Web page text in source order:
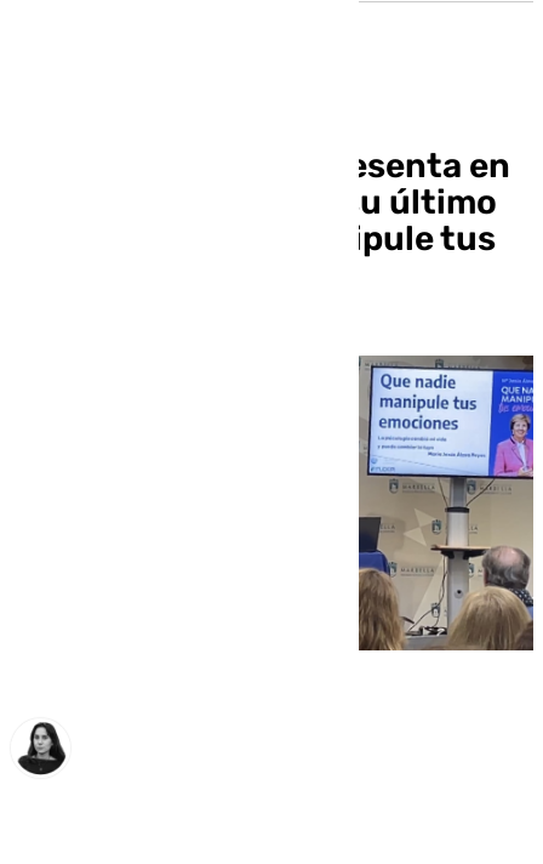
María Jesús Álava presenta en
Marbella el que será su último
libro: ‘Que nadie manipule tus